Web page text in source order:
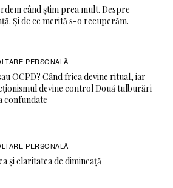
când știm prea mult. Despre
Și de ce merită s-o recuperăm.
PERSONALĂ
OCPD? Când frica devine ritual, iar
devine control Două tulburări
confundate
PERSONALĂ
și claritatea de dimineață